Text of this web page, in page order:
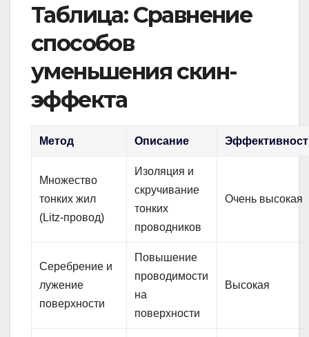
Таблица: Сравнение
способов
уменьшения скин-
эффекта
Метод Описание
Множество
тонких жил
(Litz-провод)
Изоляция и
скручивание
тонких
проводников
Очень высокая
Серебрение и
лужение
поверхности
Повышение
проводимости
на
поверхности
Высокая